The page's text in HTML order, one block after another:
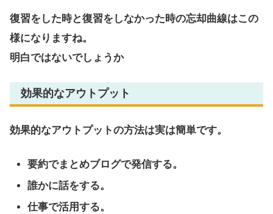
復習をした時と復習をしなかった時の忘却曲線はこの
様になりますね。
明白ではないでしょうか
効果的なアウトプット
効果的なアウトプットの方法は実は簡単です。
要約でまとめブログで発信する。
誰かに話をする。
仕事で活用する。